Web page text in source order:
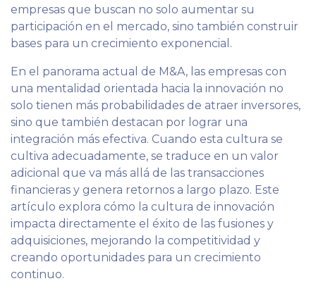
empresas que buscan no solo aumentar su
participación en el mercado, sino también construir
bases para un crecimiento exponencial.
En el panorama actual de M&A, las empresas con
una mentalidad orientada hacia la innovación no
solo tienen más probabilidades de atraer inversores,
sino que también destacan por lograr una
integración más efectiva. Cuando esta cultura se
cultiva adecuadamente, se traduce en un valor
adicional que va más allá de las transacciones
financieras y genera retornos a largo plazo. Este
artículo explora cómo la cultura de innovación
impacta directamente el éxito de las fusiones y
adquisiciones, mejorando la competitividad y
creando oportunidades para un crecimiento
continuo.